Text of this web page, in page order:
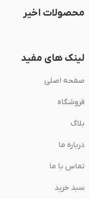
محصولات اخیر
لینک های مفید
صفحه اصلی
فروشگاه
بلاگ
درباره ما
تماس با ما
سبد خرید